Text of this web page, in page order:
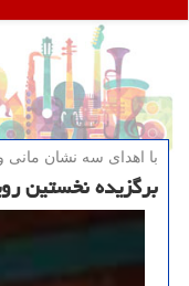
با اهدای سه نشان مانی
برگزیده نخستین